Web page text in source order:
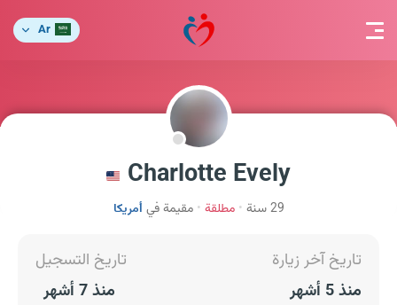
Ar
Charlotte Evely
29 سنة مطلقة مقيمة في أمريكا
تاريخ آخر زيارة
منذ 5 أشهر
تاريخ التسجيل
منذ 7 أشهر